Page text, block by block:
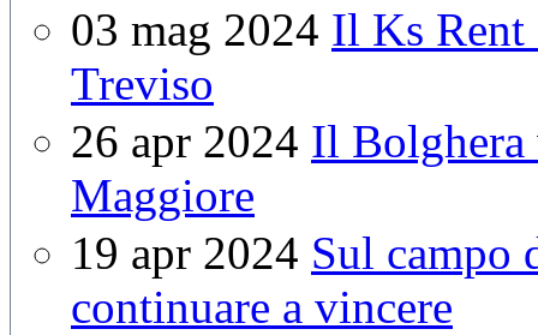
03 mag 2024 Il Ks
Treviso
26 apr 2024 Il Bolghera
Maggiore
19 apr 2024 Sul campo
continuare a vincere